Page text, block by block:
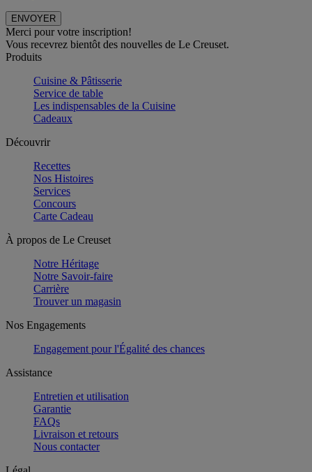
Merci pour votre inscription!
Vous recevrez bientôt des nouvelles de Le Creuset.
Produits
Cuisine & Pâtisserie
Service de table
Les indispensables de la Cuisine
Cadeaux
Découvrir
Recettes
Nos Histoires
Services
Concours
Carte Cadeau
À propos de Le Creuset
Notre Héritage
Notre Savoir-faire
Carrière
Trouver un magasin
Nos Engagements
Engagement pour l'Égalité des chances
Assistance
Entretien et utilisation
Garantie
FAQs
Livraison et retours
Nous contacter